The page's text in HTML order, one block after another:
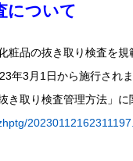
について
粧品の抜き取り検査を
年3月1日から施行されま
き取り検査管理方法」に